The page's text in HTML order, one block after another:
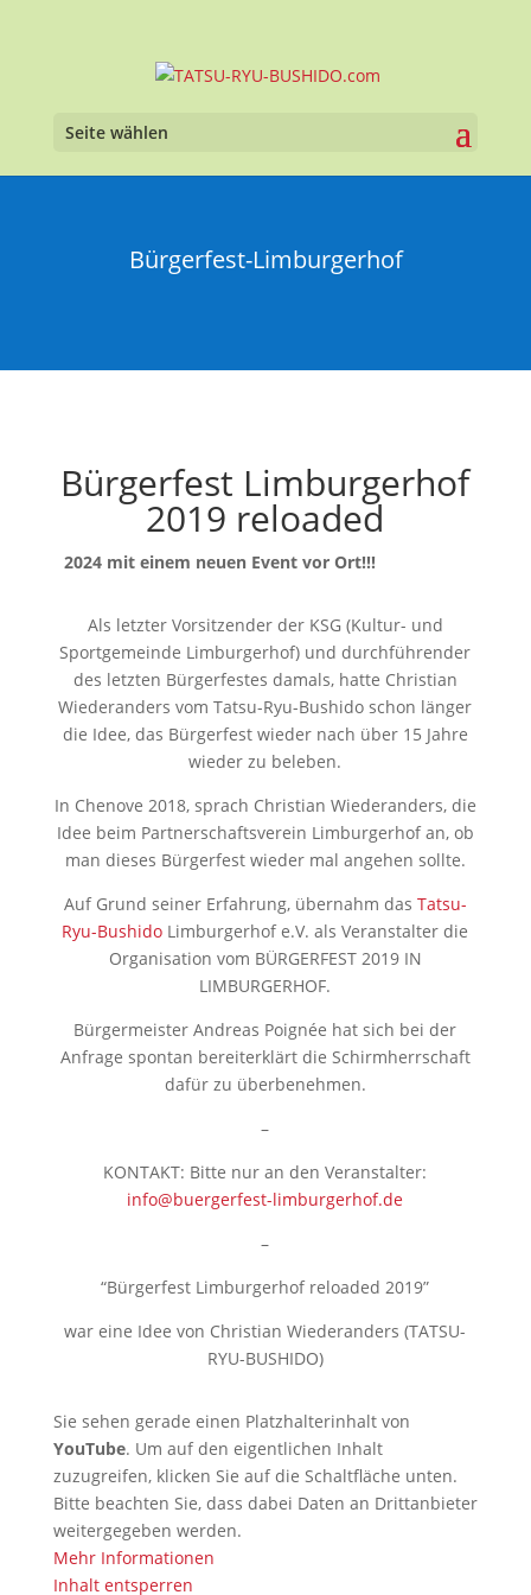
Seite wählen
Bürgerfest-Limburgerhof
Bürgerfest Limburgerhof
2019 reloaded
2024 mit einem neuen Event vor Ort!!!
Als letzter Vorsitzender der KSG (Kultur- und
Sportgemeinde Limburgerhof) und durchführender
des letzten Bürgerfestes damals, hatte Christian
Wiederanders vom Tatsu-Ryu-Bushido schon länger
die Idee, das Bürgerfest wieder nach über 15 Jahre
wieder zu beleben.
In Chenove 2018, sprach Christian Wiederanders, die
Idee beim Partnerschaftsverein Limburgerhof an, ob
man dieses Bürgerfest wieder mal angehen sollte.
Auf Grund seiner Erfahrung, übernahm das Tatsu-
Ryu-Bushido Limburgerhof e.V. als Veranstalter die
Organisation vom BÜRGERFEST 2019 IN
LIMBURGERHOF.
Bürgermeister Andreas Poignée hat sich bei der
Anfrage spontan bereiterklärt die Schirmherrschaft
dafür zu überbenehmen.
–
KONTAKT: Bitte nur an den Veranstalter:
info@buergerfest-limburgerhof.de
–
“Bürgerfest Limburgerhof reloaded 2019”
war eine Idee von Christian Wiederanders (TATSU-
RYU-BUSHIDO)
Sie sehen gerade einen Platzhalterinhalt von
YouTube. Um auf den eigentlichen Inhalt
zuzugreifen, klicken Sie auf die Schaltfläche unten.
Bitte beachten Sie, dass dabei Daten an Drittanbieter
weitergegeben werden.
Mehr Informationen
Inhalt entsperren